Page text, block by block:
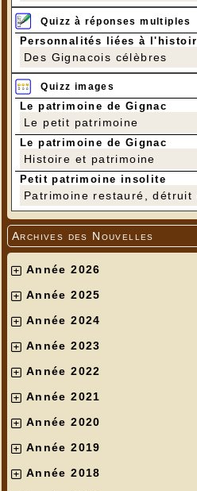
Quizz à réponses multiples
Personnalités liées à
Des Gignacois célèbres
Quizz images
Le patrimoine de Gignac
Le petit patrimoine
Le patrimoine de Gignac
Histoire et patrimoine
Petit patrimoine insolite
Patrimoine restauré, détruit
Archives des Nouvelles
Année 2026
Année 2025
Année 2024
Année 2023
Année 2022
Année 2021
Année 2020
Année 2019
Année 2018